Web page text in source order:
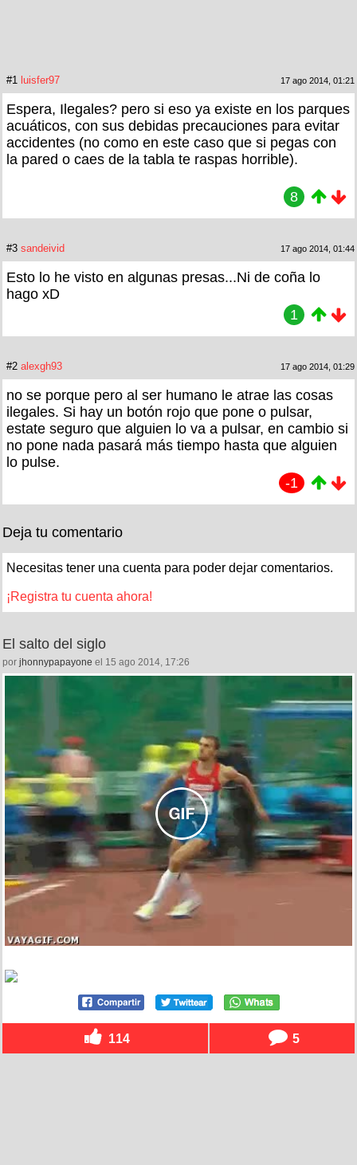
#1 luisfer97 17 ago 2014, 01:21
Espera, Ilegales? pero si eso ya existe en los parques
acuáticos, con sus debidas precauciones para evitar
accidentes (no como en este caso que si pegas con
la pared o caes de la tabla te raspas horrible).
8
#3 sandeivid 17 ago 2014, 01:44
Esto lo he visto en algunas presas...Ni de coña lo
hago xD
1
#2 alexgh93 17 ago 2014, 01:29
no se porque pero al ser humano le atrae las cosas
ilegales. Si hay un botón rojo que pone o pulsar,
estate seguro que alguien lo va a pulsar, en cambio si
no pone nada pasará más tiempo hasta que alguien
lo pulse.
-1
Deja tu comentario
Necesitas tener una cuenta para poder dejar comentarios.
¡Registra tu cuenta ahora!
El salto del siglo
por jhonnypapayone el 15 ago 2014, 17:26
114 5